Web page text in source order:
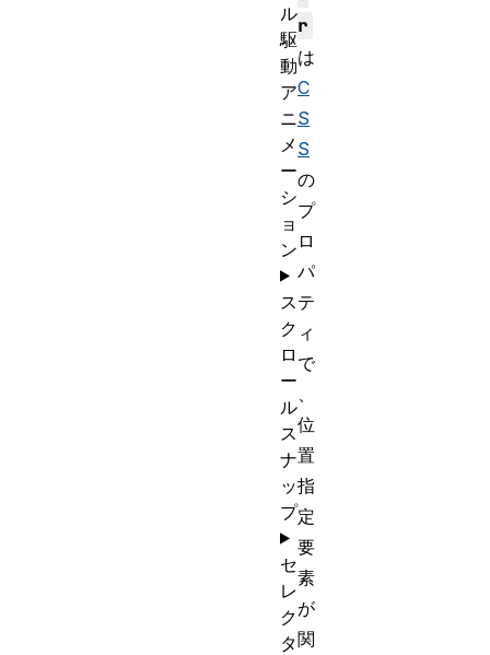
r
は
C
S
S
の
プ
ロ
パ
テ
ィ
で
、
位
置
指
定
要
素
が
関
ル
駆
動
ア
ニ
メ
ー
シ
ョ
ン
ス
ク
ロ
ー
ル
ス
ナ
ッ
プ
セ
レ
ク
タ